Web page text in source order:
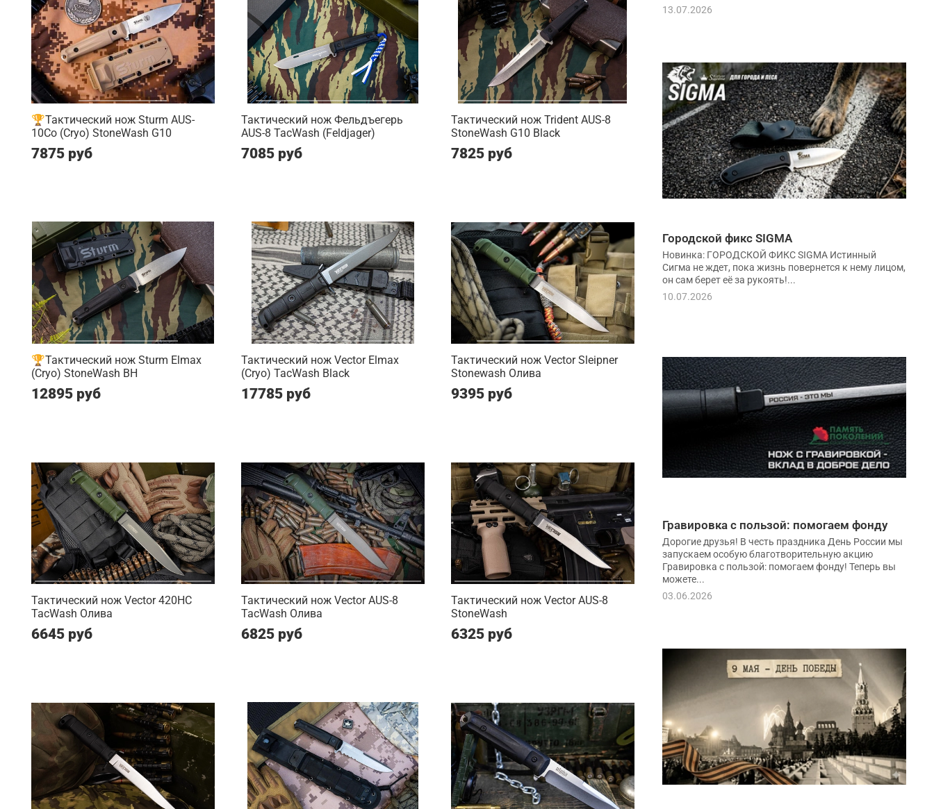
🏆Тактический нож Sturm AUS-
10Co (Cryo) StoneWash G10
7875 руб
Тактический нож Фельдъегерь
AUS-8 TacWash (Feldjager)
7085 руб
Тактический нож Trident AUS-8
StoneWash G10 Black
7825 руб
🏆Тактический нож Sturm Elmax
(Cryo) StoneWash BH
12895 руб
Тактический нож Vector Elmax
(Cryo) TacWash Black
17785 руб
Тактический нож Vector Sleipner
Stonewash Олива
9395 руб
Тактический нож Vector 420HC
TacWash Олива
6645 руб
Тактический нож Vector AUS-8
TacWash Олива
6825 руб
Тактический нож Vector AUS-8
StoneWash
6325 руб
13.07.2026
Городской фикс SIGMA
Новинка: ГОРОДСКОЙ ФИКС SIGMA Истинный
Сигма не ждет, пока жизнь повернется к нему лицом,
он сам берет её за рукоять!...
10.07.2026
Гравировка с пользой: помогаем фонду
Дорогие друзья! В честь праздника День России мы
запускаем особую благотворительную акцию
Гравировка с пользой: помогаем фонду! Теперь вы
можете...
03.06.2026